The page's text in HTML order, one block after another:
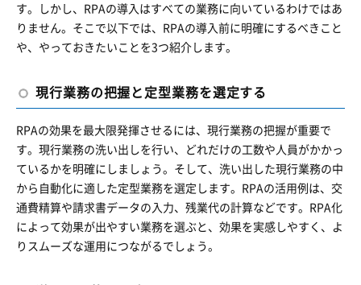
す。しかし、RPAの導入はすべての業務に向いているわけではあ
りません。そこで以下では、RPAの導入前に明確にするべきこと
や、やっておきたいことを3つ紹介します。
現行業務の把握と定型業務を選定する
RPAの効果を最大限発揮させるには、現行業務の把握が重要で
す。現行業務の洗い出しを行い、どれだけの工数や人員がかかっ
ているかを明確にしましょう。そして、洗い出した現行業務の中
から自動化に適した定型業務を選定します。RPAの活用例は、交
通費精算や請求書データの入力、残業代の計算などです。RPA化
によって効果が出やすい業務を選ぶと、効果を実感しやすく、よ
りスムーズな運用につながるでしょう。